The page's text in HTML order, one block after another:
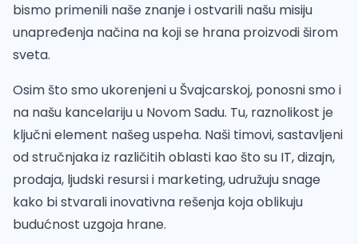
bismo primenili naše znanje i ostvarili našu misiju
unapređenja načina na koji se hrana proizvodi širom
sveta.
Osim što smo ukorenjeni u Švajcarskoj, ponosni smo i
na našu kancelariju u Novom Sadu. Tu, raznolikost je
ključni element našeg uspeha. Naši timovi, sastavljeni
od stručnjaka iz različitih oblasti kao što su IT, dizajn,
prodaja, ljudski resursi i marketing, udružuju snage
kako bi stvarali inovativna rešenja koja oblikuju
budućnost uzgoja hrane.